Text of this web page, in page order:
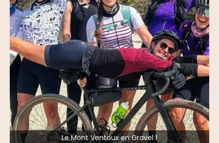
Le Mont Ventoux en Gravel !